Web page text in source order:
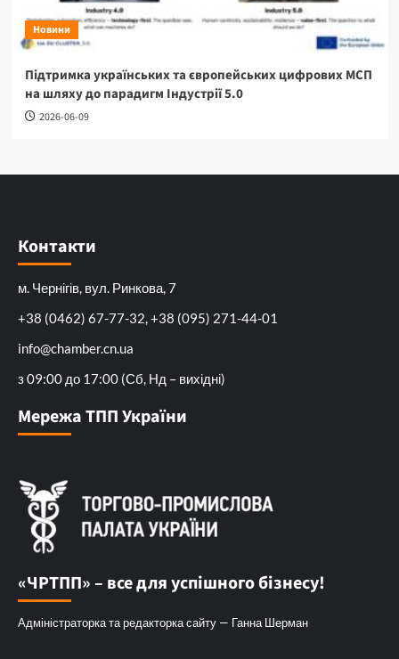
Новини
Підтримка українських та європейських цифрових МСП
на шляху до парадигм Індустрії 5.0
2026-06-09
Контакти
м. Чернігів, вул. Ринкова, 7
+38 (0462) 67-77-32, +38 (095) 271-44-01
info@chamber.cn.ua
з 09:00 до 17:00 (Сб, Нд – вихідні)
Мережа ТПП України
«ЧРТПП» – все для успішного бізнесу!
Адміністраторка та редакторка сайту — Ганна Шерман